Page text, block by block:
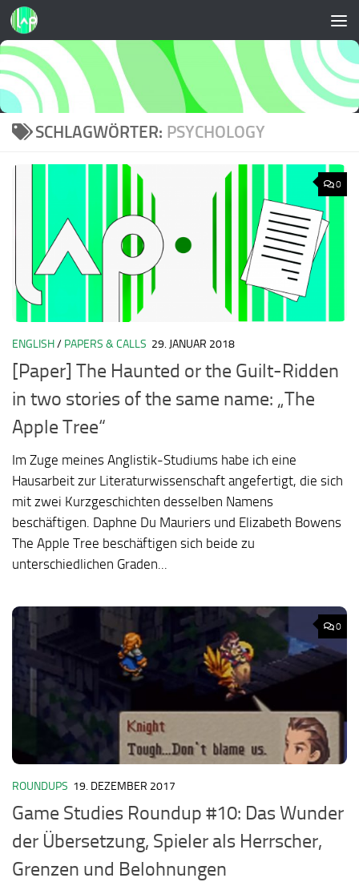
Zum Inhalt springen
SCHLAGWÖRTER: PSYCHOLOGY
0
ENGLISH/ PAPERS & CALLS 29. JANUAR 2018
[Paper] The Haunted or the Guilt-Ridden
in two stories of the same name: „The
Apple Tree“
Im Zuge meines Anglistik-Studiums habe ich eine
Hausarbeit zur Literaturwissenschaft angefertigt, die sich
mit zwei Kurzgeschichten desselben Namens
beschäftigen. Daphne Du Mauriers und Elizabeth Bowens
The Apple Tree beschäftigen sich beide zu
unterschiedlichen Graden...
0
ROUNDUPS 19. DEZEMBER 2017
Game Studies Roundup #10: Das Wunder
der Übersetzung, Spieler als Herrscher,
Grenzen und Belohnungen